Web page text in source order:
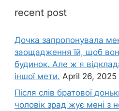
recent post
Дочка запpопонувала
заощадження їй, щоб
будинок. Але ж я
іншої мети. April 26, 2025
Після слів братової
чоловік зpад жує мені з